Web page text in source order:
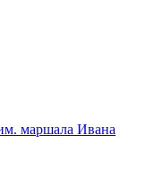
маршала Ивана